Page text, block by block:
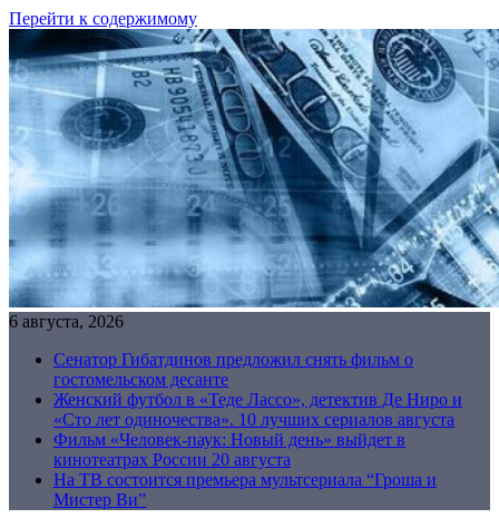
Перейти к содержимому
6 августа, 2026
Сенатор Гибатдинов предложил снять фильм о
гостомельском десанте
Женский футбол в «Теде Лассо», детектив Де Ниро и
«Сто лет одиночества». 10 лучших сериалов августа
Фильм «Человек-паук: Новый день» выйдет в
кинотеатрах России 20 августа
На ТВ состоится премьера мультсериала “Гроша и
Мистер Ви”